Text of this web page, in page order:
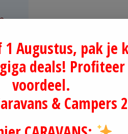
BOVAG, AMTeK, AVECO
1 Augustus, pak je
deals!
voordeel.
& Campers